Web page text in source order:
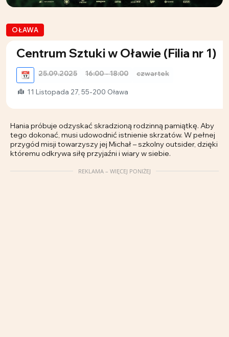
OŁAWA
Centrum Sztuki w Oławie (Filia nr 1)
📆 25.09.2025 16:00 - 18:00 czwartek
11 Listopada 27, 55-200 Oława
Hania próbuje odzyskać skradzioną rodzinną pamiątkę. Aby
tego dokonać, musi udowodnić istnienie skrzatów. W pełnej
przygód misji towarzyszy jej Michał – szkolny outsider, dzięki
któremu odkrywa siłę przyjaźni i wiary w siebie.
REKLAMA – WIĘCEJ PONIŻEJ